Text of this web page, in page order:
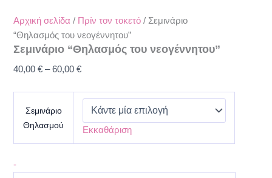
Αρχική σελίδα / Πρίν τον τοκετό / Σεμινάριο
“Θηλασμός του νεογέννητου”
Σεμινάριο “Θηλασμός του νεογέννητου”
40,00€ – 60,00€
Σεμινάριο
Θηλασμού
Εκκαθάριση
-